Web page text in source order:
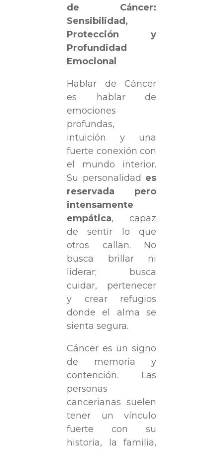
de Cáncer:
Sensibilidad,
Protección y
Profundidad
Emocional
Hablar de Cáncer
es hablar de
emociones
profundas,
intuición y una
fuerte conexión con
el mundo interior.
Su personalidad es
reservada pero
intensamente
empática, capaz
de sentir lo que
otros callan. No
busca brillar ni
liderar; busca
cuidar, pertenecer
y crear refugios
donde el alma se
sienta segura.
Cáncer es un signo
de memoria y
contención. Las
personas
cancerianas suelen
tener un vínculo
fuerte con su
historia, la familia,